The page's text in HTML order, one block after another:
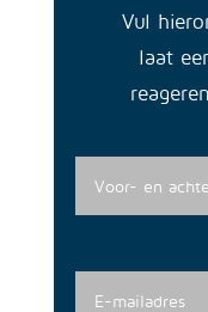
Vul
laat